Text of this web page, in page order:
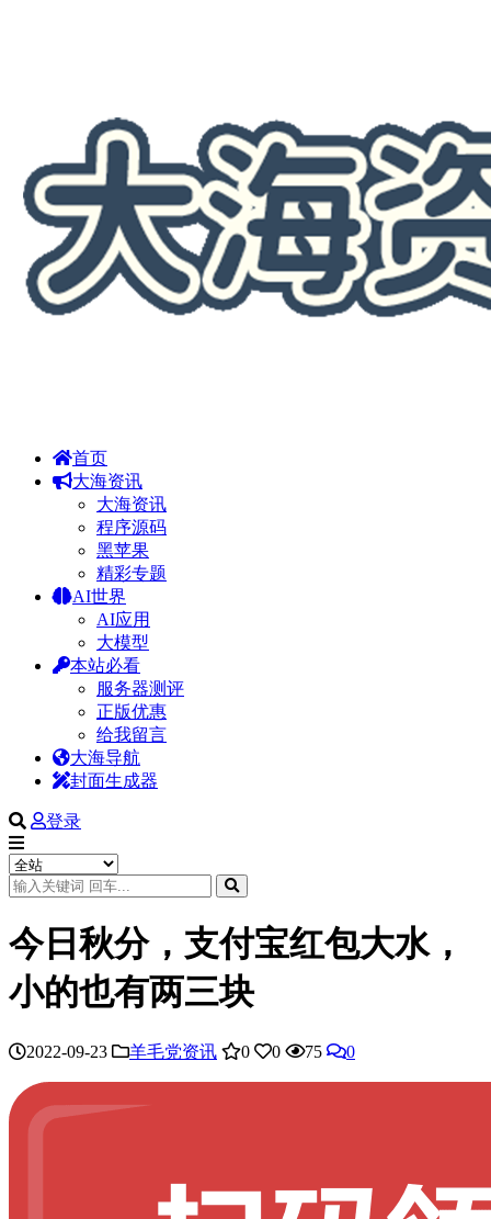
首页
大海资讯
大海资讯
程序源码
黑苹果
精彩专题
AI世界
AI应用
大模型
本站必看
服务器测评
正版优惠
给我留言
大海导航
封面生成器
登录
今日秋分，支付宝红包大水，
小的也有两三块
2022-09-23 羊毛党资讯 0 0 75 0